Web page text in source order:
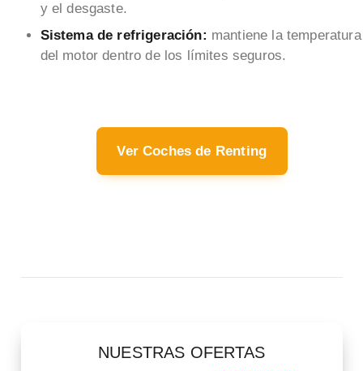
y el desgaste.
Sistema de refrigeración: mantiene la temperatura
del motor dentro de los límites seguros.
Ver Coches de Renting
NUESTRAS OFERTAS